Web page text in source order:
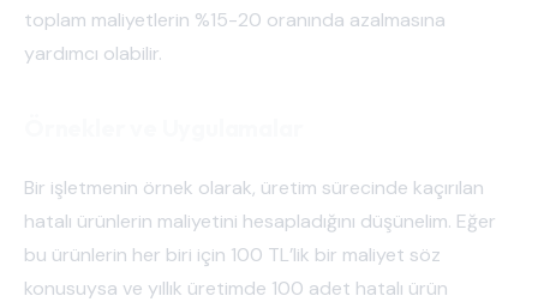
toplam maliyetlerin %15-20 oranında azalmasına
yardımcı olabilir.
Bir işletmenin örnek olarak, üretim sürecinde kaçırılan
hatalı ürünlerin maliyetini hesapladığını düşünelim. Eğer
bu ürünlerin her biri için 100 TL’lik bir maliyet söz
konusuysa ve yıllık üretimde 100 adet hatalı ürün